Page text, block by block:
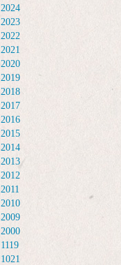
2024
2023
2022
2021
2020
2019
2018
2017
2016
2015
2014
2013
2012
2011
2010
2009
2000
1119
1021